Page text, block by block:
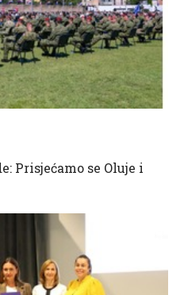
Prisjećamo se Oluje i